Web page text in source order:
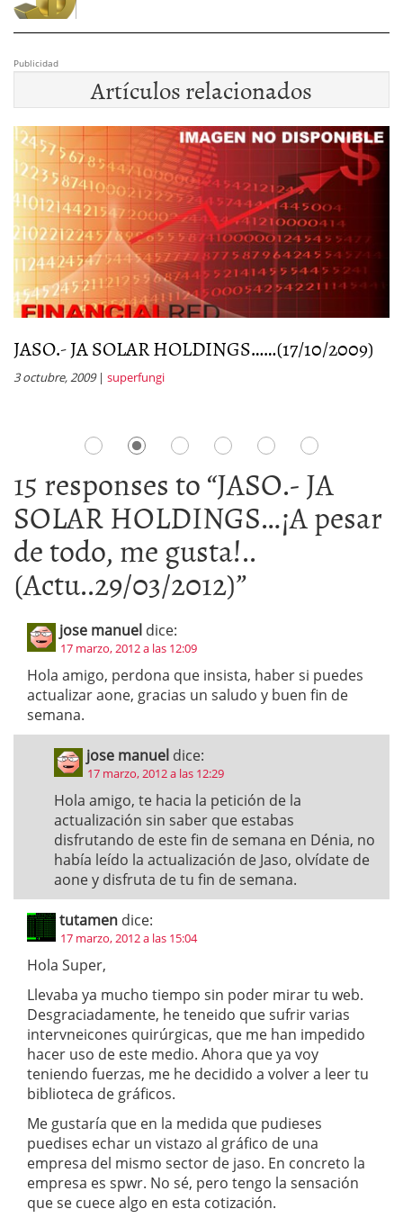
Publicidad
Artículos relacionados
JASO.- JA SOLAR HOLDINGS……(17/10/2009)
3 octubre, 2009| superfungi
15 responses to “JASO.- JA
SOLAR HOLDINGS…¡A pesar
de todo, me gusta!..
(Actu..29/03/2012)”
jose manuel dice:
17 marzo, 2012 a las 12:09
Hola amigo, perdona que insista, haber si puedes
actualizar aone, gracias un saludo y buen fin de
semana.
jose manuel dice:
17 marzo, 2012 a las 12:29
Hola amigo, te hacia la petición de la
actualización sin saber que estabas
disfrutando de este fin de semana en Dénia, no
había leído la actualización de Jaso, olvídate de
aone y disfruta de tu fin de semana.
tutamen dice:
17 marzo, 2012 a las 15:04
Hola Super,
Llevaba ya mucho tiempo sin poder mirar tu web.
Desgraciadamente, he teneido que sufrir varias
intervneicones quirúrgicas, que me han impedido
hacer uso de este medio. Ahora que ya voy
teniendo fuerzas, me he decidido a volver a leer tu
biblioteca de gráficos.
Me gustaría que en la medida que pudieses
puedises echar un vistazo al gráfico de una
empresa del mismo sector de jaso. En concreto la
empresa es spwr. No sé, pero tengo la sensación
que se cuece algo en esta cotización.